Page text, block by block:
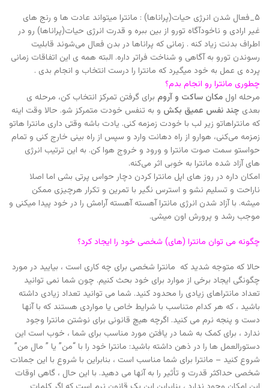
۵_فعال شدن انرژی حیات(پراناها) : مانترا میتواند عادت ها و رنج های
غیر ارادی و ناخودآگاه تورو از بین ببره و قدرت انرژی حیات(پراناها) رو در
اطراف بدنت زیاد کنه . زمانی که پراناها در بدن فعال می‌شوند قابلیت
رسوندن تورو به آگاهی و شناخت فراتر داره. البته همه ی این اتفاقات زمانی
پرده ی عمل به خود میگیرد که مانترا را درست انتخاب و انجام بدی .
چطوری مانترا رو انجام بدم؟
مرحله اول مکان ساکت و آروم برای گرفتن تمرکز انتخاب کن، مرحله ی
بعدی چند نفس عمیق بکش و به تنفس خودت متمرکز شو. حالا وقت اینه
که مانتراهاتو زیر لب با خودت زمزمه کنی. یادت باشه وقتی داری مانترا هاتو
زمزمه می‌کنی، هوارو از راه دهانت وارد و سپس از راه بینی خارج کنی و تمام
حواستو سمت صوت مانترا و ورود و خروج هوا کن. به این ترتیب انرژی
های آزاد شده مانترا به خوبی اثر می‌کنه.
امکان داره در روز های اپل مانترا کردن دچار حواس پرتی بشی اما اصلا
ناراحت و تسلیم نشو و استرس نگیر با تمرین و تکرار هرچیزی ممکن
میشه. با آزاد شدن انرژی مانترا آهسته آهسته آرامش را در خود پیدا میکنی و
موجب رشد و پرورش اون میشی.
چگونه می توان مانترا (های) شخصی خود را ایجاد کرد؟
حالا که متوجه شدید که مانترا شخصی برای چه کاری است ، بیایید در مورد
چگونگی ایجاد برخی از موارد برای خود بحث کنیم. چون شما نمی توانید
تعداد مانتراهای زیادی را محدود کنید. شما می توانید تعداد زیادی داشته
باشید ، که هر کدام متناسب با شرایط خاص یا مواردی هستند که با آنها
دست و پنجه نرم می کنید. اگرچه هیچ قانونی برای نوشتن مانترا وجود
ندارد ، برای کمک به شما در یافتن مورد مناسب برای شما ، خوب است این
دستورالعمل ها را در ذهن داشته باشید: مانترا خود را با “من” یا ” مال من”
شروع کنید – مانترا برای شما مناسب است ، بنابراین با شروع با این جملات
شخصی حداکثر قدرت و تأثیر را به آنها می دهید. با این حال ، گاهی اوقات